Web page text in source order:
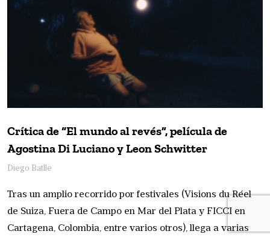
Crítica de “El mundo al revés”, película de
Agostina Di Luciano y Leon Schwitter
Diego Batlle
Tras un amplio recorrido por festivales (Visions du Réel
de Suiza, Fuera de Campo en Mar del Plata y FICCI en
Cartagena, Colombia, entre varios otros), llega a varias